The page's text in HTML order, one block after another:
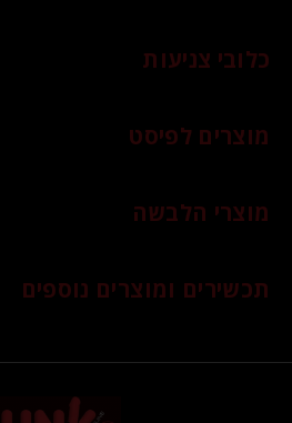
כלובי צניעות
מוצרים לפיסט
מוצרי הלבשה
תכשירים ומוצרים נוספים